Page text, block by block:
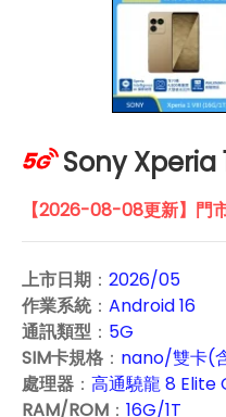
Sony Xperia
【2026-08-08更新】門
上市日期 ： 2026/05
作業系統： Android 16
通訊類型 ： 5G
SIM卡規格 ： nano/雙卡(
處理器 ： 高通驍龍 8 Elite
RAM/ROM ： 16G/1T